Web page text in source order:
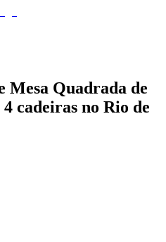
Mesa Quadrada de
cadeiras no Rio de